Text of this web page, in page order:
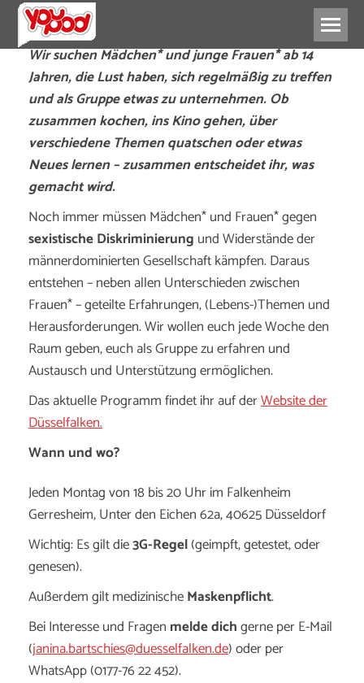
Wir suchen Mädchen* und junge Frauen* ab 14
Jahren, die Lust haben, sich regelmäßig zu treffen
und als Gruppe etwas zu unternehmen. Ob
zusammen kochen, ins Kino gehen, über
verschiedene Themen quatschen oder etwas
Neues lernen – zusammen entscheidet ihr, was
gemacht wird.
Noch immer müssen Mädchen* und Frauen* gegen
sexistische Diskriminierung und Widerstände der
männerdominierten Gesellschaft kämpfen. Daraus
entstehen – neben allen Unterschieden zwischen
Frauen* – geteilte Erfahrungen, (Lebens-)Themen und
Herausforderungen. Wir wollen euch jede Woche den
Raum geben, euch als Gruppe zu erfahren und
Austausch und Unterstützung ermöglichen.
Das aktuelle Programm findet ihr auf derWebsite der
Düsselfalken.
Wann und wo?
Jeden Montag von 18 bis 20 Uhr im Falkenheim
Gerresheim, Unter den Eichen 62a, 40625 Düsseldorf
Wichtig: Es gilt die3G-Regel(geimpft, getestet, oder
genesen).
Außerdem gilt medizinischeMaskenpflicht.
Bei Interesse und Fragen melde dichgerne per E-Mail
(janina.bartschies@duesselfalken.de) oder per
WhatsApp (0177-76 22 452).